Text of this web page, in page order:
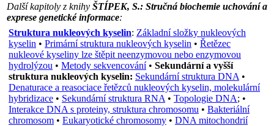
Další kapitoly z knihy ŠTÍPEK, S.: Stručná biochemie uchování a
exprese genetické informace:
Struktura nukleových kyselin: Základní složky nukleových
kyselin • Primární struktura nukleových kyselin • Řetězec
nukleové kyseliny lze štěpit neenzymovou nebo enzymovou
hydrolýzou • Metody sekvencování• Sekundární a vyšší
struktura nukleových kyselin: Sekundární struktura DNA •
Denaturace a reasociace řetězců nukleových kyselin, molekulární
hybridizace • Sekundární struktura RNA • Topologie DNA; •
Interakce DNA s proteiny, struktura chromosomu • Bakteriální
chromosom • Eukaryotické chromosomy • DNA mitochondrií